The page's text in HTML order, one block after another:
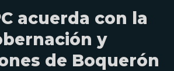
acuerda con la
y
de Boquerón